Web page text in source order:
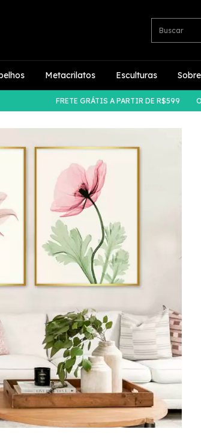
Metacrilatos Esculturas
FRETE GRÁTIS A PARTIR DE R$599 O